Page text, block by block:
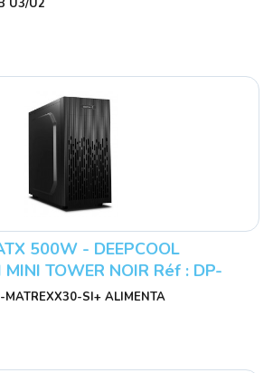
U3/U2
500W - DEEPCOOL
MINI TOWER NOIR Réf : DP-
SI.
MATREXX30-SI+ ALIMENTA